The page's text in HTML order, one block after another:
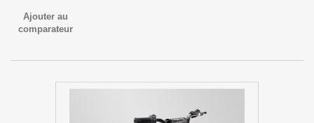
Ajouter au
comparateur